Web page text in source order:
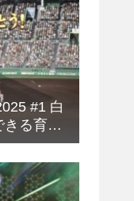
#1 白
る育成